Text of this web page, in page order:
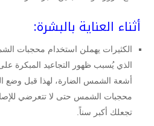
أثناء العناية بالبشرة:
الكثيرات يهملن استخدام محجبات
الذي يُسبب ظهور التجاعيد المبكرة
أشعة الشمس الضارة، لهذا قبل وضع
محجبات الشمس حتى لا تتعرضي
تجعلك أكبر سناً.